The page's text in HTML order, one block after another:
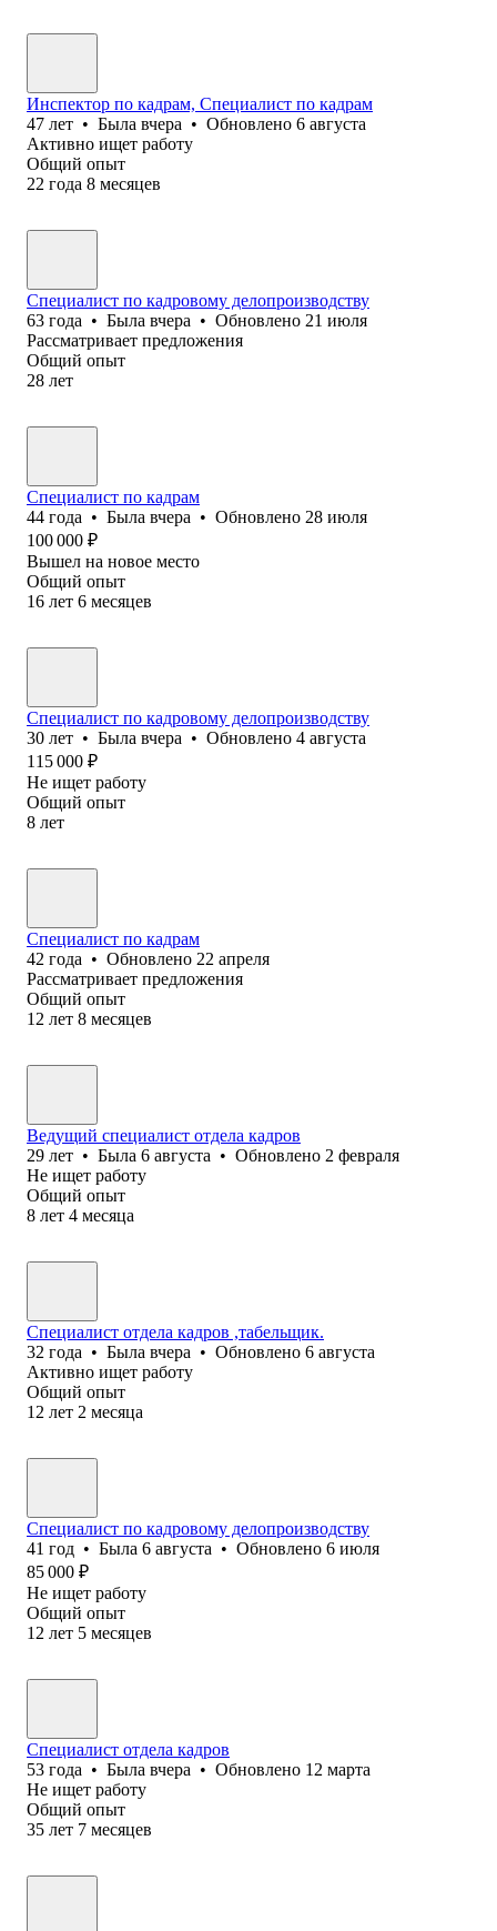
Инспектор по кадрам, Специалист по кадрам
47 лет • Была вчера • Обновлено 6 августа
Активно ищет работу
Общий опыт
22 года 8 месяцев
Специалист по кадровому делопроизводству
63 года • Была вчера • Обновлено 21 июля
Рассматривает предложения
Общий опыт
28 лет
Специалист по кадрам
44 года • Была вчера • Обновлено 28 июля
100 000 ₽
Вышел на новое место
Общий опыт
16 лет 6 месяцев
Специалист по кадровому делопроизводству
30 лет • Была вчера • Обновлено 4 августа
115 000 ₽
Не ищет работу
Общий опыт
8 лет
Специалист по кадрам
42 года • Обновлено 22 апреля
Рассматривает предложения
Общий опыт
12 лет 8 месяцев
Ведущий специалист отдела кадров
29 лет • Была 6 августа • Обновлено 2 февраля
Не ищет работу
Общий опыт
8 лет 4 месяца
Специалист отдела кадров ,табельщик.
32 года • Была вчера • Обновлено 6 августа
Активно ищет работу
Общий опыт
12 лет 2 месяца
Специалист по кадровому делопроизводству
41 год • Была 6 августа • Обновлено 6 июля
85 000 ₽
Не ищет работу
Общий опыт
12 лет 5 месяцев
Специалист отдела кадров
53 года • Была вчера • Обновлено 12 марта
Не ищет работу
Общий опыт
35 лет 7 месяцев